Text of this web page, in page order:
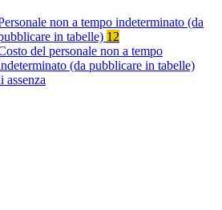
non a tempo indeterminato (da
in tabelle) 12
del personale non a tempo
(da pubblicare in tabelle)
assenza